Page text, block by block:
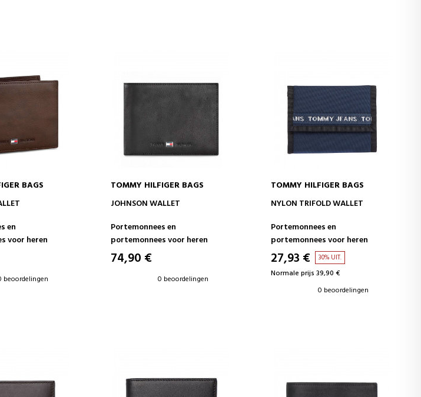
BAGS
en
voor heren
beoordelingen
IN WINKELWAGEN
TOMMY HILFIGER BAGS
JOHNSON WALLET
Portemonnees en
portemonnees voor heren
74,90 €
0 beoordelingen
IN WINKELWAGEN
TOMMY HILFIGER BAGS
NYLON TRIFOLD WALLET
Portemonnees en
portemonnees voor heren
27,93 € 30% UIT.
Normale prijs 39,90 €
0 beoordelingen